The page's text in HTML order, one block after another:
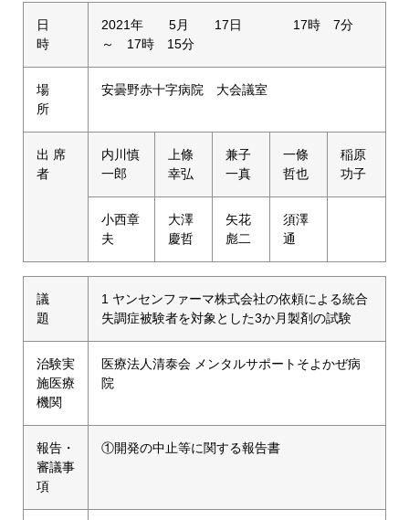
日
時
2021年 5月 17日 17時 7分
～ 17時 15分
場
所
安曇野赤十字病院 大会議室
出 席
者
内川慎
一郎
上條
幸弘
兼子
一真
一條
哲也
稲原
功子
小西章
夫
大澤
慶哲
矢花
彪二
須澤
通
議
題
1 ヤンセンファーマ株式会社の依頼による統合
失調症被験者を対象とした3か月製剤の試験
治験実
施医療
機関
医療法人清泰会 メンタルサポートそよかぜ病
院
報告・
審議事
項
①開発の中止等に関する報告書